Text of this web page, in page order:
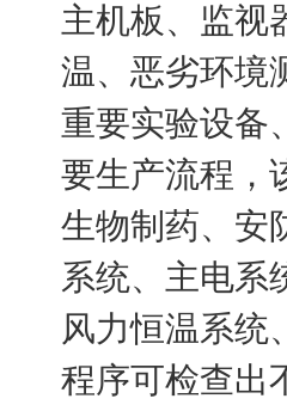
主机板、监视
温、恶劣环境
重要实验设备
要生产流程，
生物制药、安
系统、主电系
风力恒温系统
程序可检查出